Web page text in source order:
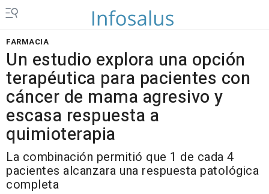
FARMACIA
Un estudio explora una opción
terapéutica para pacientes con
cáncer de mama agresivo y
escasa respuesta a
quimioterapia
La combinación permitió que 1 de cada 4
pacientes alcanzara una respuesta patológica
completa